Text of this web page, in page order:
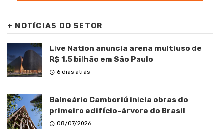
+ NOTÍCIAS DO SETOR
Live Nation anuncia arena multiuso de
R$ 1,5 bilhão em São Paulo
6 dias atrás
Balneário Camboriú inicia obras do
primeiro edifício-árvore do Brasil
08/07/2026